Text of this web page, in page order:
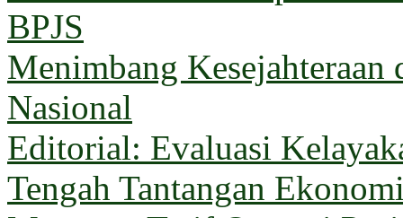
BPJS
Menimbang Kesejahteraan
Nasional
Editorial: Evaluasi
Tengah Tantangan